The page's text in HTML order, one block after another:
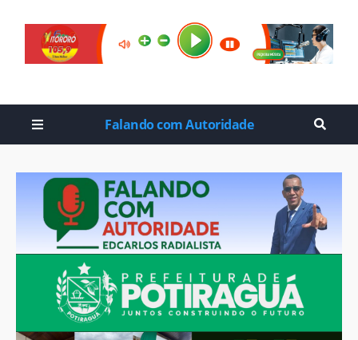
Falando com Autoridade